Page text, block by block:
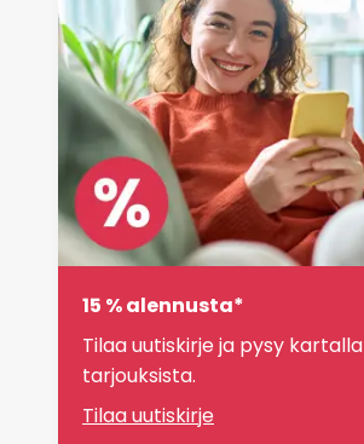
15 % alennusta*
Tilaa uutiskirje ja pysy kartalla
tarjouksista.
Tilaa uutiskirje